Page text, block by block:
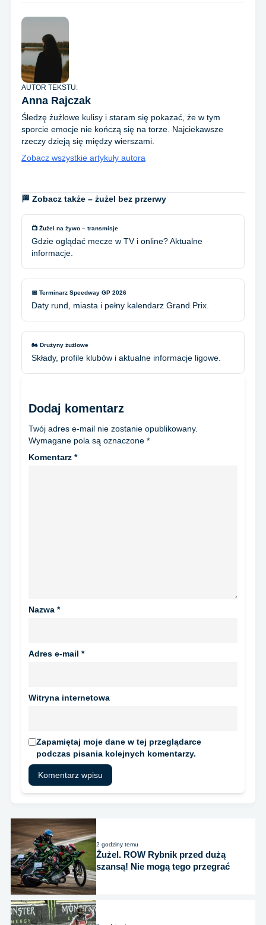
AUTOR TEKSTU:
Anna Rajczak
Śledzę żużlowe kulisy i staram się pokazać, że w tym
sporcie emocje nie kończą się na torze. Najciekawsze
rzeczy dzieją się między wierszami.
Zobacz wszystkie artykuły autora
🏁 Zobacz także – żużel bez przerwy
📺 Żużel na żywo – transmisje
Gdzie oglądać mecze w TV i online? Aktualne
informacje.
📅 Terminarz Speedway GP 2026
Daty rund, miasta i pełny kalendarz Grand Prix.
🏍️ Drużyny żużlowe
Składy, profile klubów i aktualne informacje ligowe.
Dodaj komentarz
Twój adres e-mail nie zostanie opublikowany.
Wymagane pola są oznaczone *
Komentarz *
Nazwa *
Adres e-mail *
Witryna internetowa
Zapamiętaj moje dane w tej przeglądarce
podczas pisania kolejnych komentarzy.
2 godziny temu
Żużel. ROW Rybnik przed dużą
szansą! Nie mogą tego przegrać